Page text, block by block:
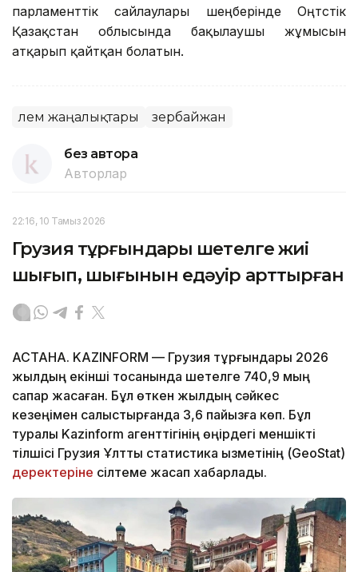
парламенттік сайлаулары шеңберінде Оңтүстік
Қазақстан облысында бақылаушы жұмысын
атқарып қайтқан болатын.
Әлем жаңалықтары Әзербайжан
без автора
Авторлар
22:16, 10 Тамыз 2026
Грузия тұрғындары шетелге жиі
шығып, шығынын едәуір арттырған
АСТАНА. KAZINFORM — Грузия тұрғындары 2026
жылдың екінші тоқсанында шетелге 740,9 мың
сапар жасаған. Бұл өткен жылдың сәйкес
кезеңімен салыстырғанда 3,6 пайызға көп. Бұл
туралы Kazinform агенттігінің өңірдегі меншікті
тілшісі Грузия Ұлттық статистика қызметінің (GeoStat)
деректеріне сілтеме жасап хабарлады.